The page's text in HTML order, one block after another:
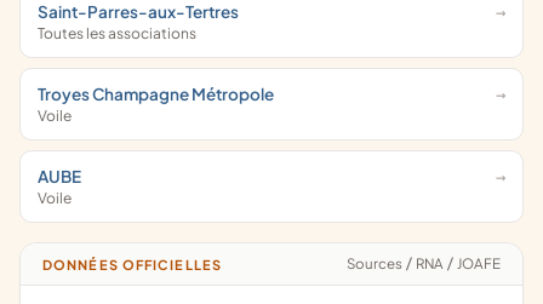
Saint-Parres-aux-Tertres
Toutes les associations
Troyes Champagne Métropole
Voile
AUBE
Voile
DONNÉES OFFICIELLES Sources / RNA / JOAFE